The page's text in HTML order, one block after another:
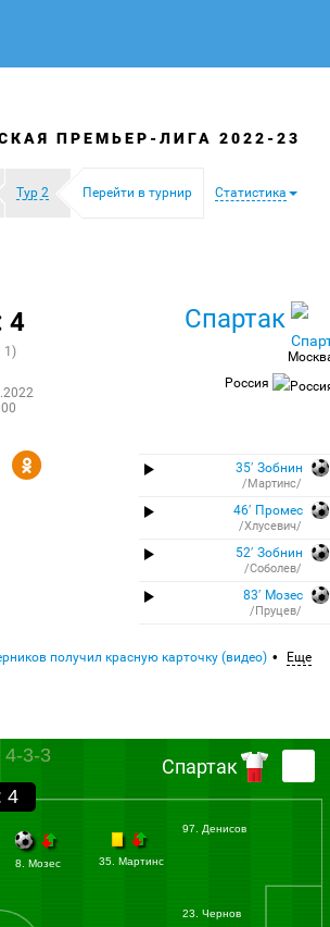
ПРЕМЬЕР-ЛИГА 2022-23
Тур 2 Перейти в турнир Статистика
4
1)
Спартак
Россия
Y 35′ Зобнин
/Мартинс/
46′ Промес
/Хлусевич/
52′ Зобнин
/Соболев/
83′ Мозес
/Пруцев/
получил красную карточку (видео) Еще
4
4-3-3 Спартак
97. Денисов
23. Чернов
35. Мартинс
8. Мозес